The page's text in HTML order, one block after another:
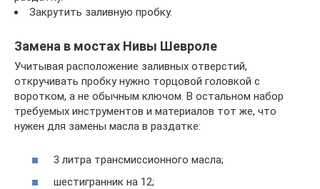
Закрутить заливную пробку.
Замена в мостах Нивы Шевроле
Учитывая расположение заливных отверстий,
откручивать пробку нужно торцовой головкой с
воротком, а не обычным ключом. В остальном набор
требуемых инструментов и материалов тот же, что
нужен для замены масла в раздатке:
3 литра трансмиссионного масла;
шестигранник на 12;